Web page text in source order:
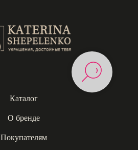
Каталог
О бренде
Покупателям